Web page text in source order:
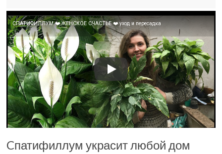
СПАТИФИЛЛУМ ❤️ ЖЕНСКОЕ СЧАСТЬЕ ❤️ уход и пересадка
Cпатифиллум украсит любой дом